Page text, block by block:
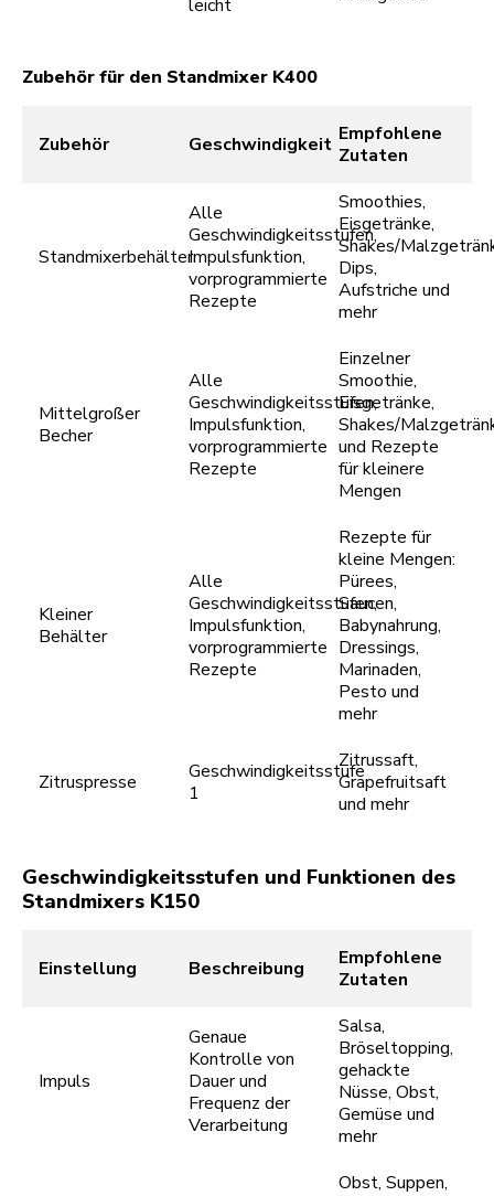
leicht
Zubehör für den Standmixer K400
Zubehör Geschwindigkeit Empfohlene
Zutaten
Standmixerbehälter
Alle
Geschwindigkeitsstufen,
Impulsfunktion,
vorprogrammierte
Rezepte
Smoothies,
Eisgetränke,
Shakes/
Dips,
Aufstriche und
mehr
Mittelgroßer
Becher
Alle
Geschwindigkeitsstufen,
Impulsfunktion,
vorprogrammierte
Rezepte
Einzelner
Smoothie,
Eisgetränke,
Shakes/
und Rezepte
für kleinere
Mengen
Kleiner
Behälter
Alle
Geschwindigkeitsstufen,
Impulsfunktion,
vorprogrammierte
Rezepte
Rezepte für
kleine Mengen:
Pürees,
Saucen,
Babynahrung,
Dressings,
Marinaden,
Pesto und
mehr
Zitruspresse
Geschwindigkeitsstufe
1
Zitrussaft,
Grapefruitsaft
und mehr
Geschwindigkeitsstufen und Funktionen des
Standmixers K150
Einstellung Beschreibung
Empfohlene
Zutaten
Impuls
Genaue
Kontrolle von
Dauer und
Frequenz der
Verarbeitung
Salsa,
Bröseltopping,
gehackte
Nüsse, Obst,
Gemüse und
mehr
Obst, Suppen,